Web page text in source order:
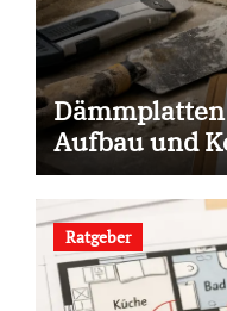
Aufbau und
Ratgeber